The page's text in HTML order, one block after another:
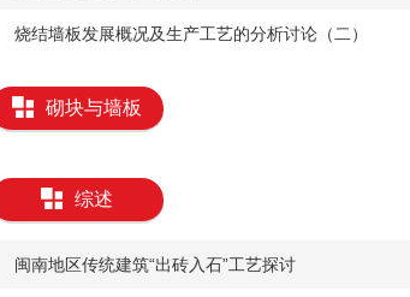
​烧结墙板发展概况及生产工艺的分析讨论（二）
砌块与墙板
综述
​闽南地区传统建筑“出砖入石”工艺探讨